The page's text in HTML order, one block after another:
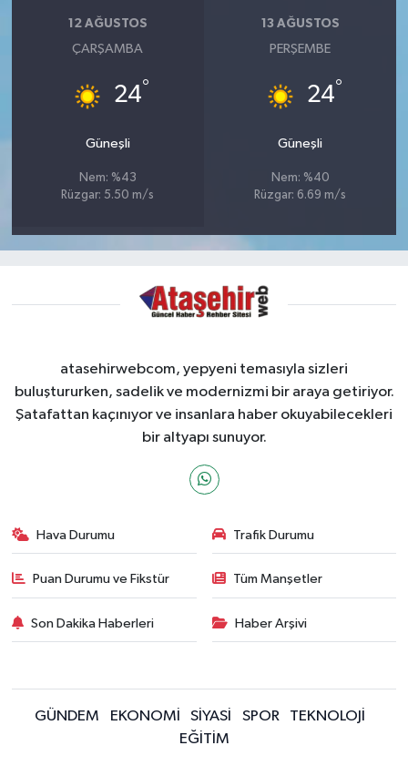
12 AĞUSTOS
ÇARŞAMBA
24°
Güneşli
Nem: %43
Rüzgar: 5.50 m/s
13 AĞUSTOS
PERŞEMBE
24°
Güneşli
Nem: %40
Rüzgar: 6.69 m/s
atasehirwebcom, yepyeni temasıyla sizleri
buluştururken, sadelik ve modernizmi bir araya getiriyor.
Şatafattan kaçınıyor ve insanlara haber okuyabilecekleri
bir altyapı sunuyor.
Hava Durumu Trafik Durumu
Puan Durumu ve Fikstür Tüm Manşetler
Son Dakika Haberleri Haber Arşivi
GÜNDEM EKONOMİ SİYASİ SPOR
TEKNOLOJİ
EĞİTİM